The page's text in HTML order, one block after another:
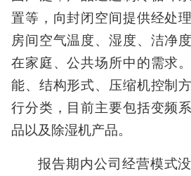
置等，向封闭空间提供经处
房间空气温度、湿度、洁净
在家庭、公共场所中的需求
能、结构形式、压缩机控制
行分类，目前主要包括变频
品以及除湿机产品。
报告期内公司经营模式